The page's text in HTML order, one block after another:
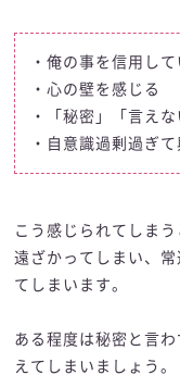
・俺の事を信用し
・心の壁を感じる
・「秘密」「言え
・自意識過剰過ぎ
こう感じられてしま
遠ざかってしまい、
てしまいます。
ある程度は秘密と言
えてしまいましょう。